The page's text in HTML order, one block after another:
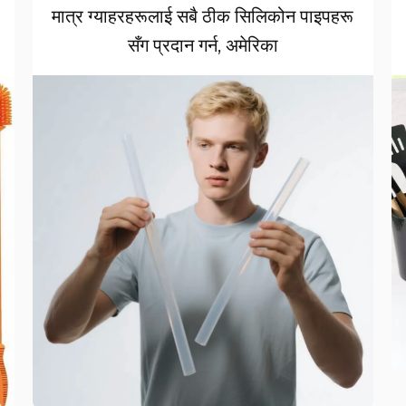
मात्र ग्याहरहरूलाई सबै ठीक सिलिकोन पाइपहरू
सँग प्रदान गर्न, अमेरिका